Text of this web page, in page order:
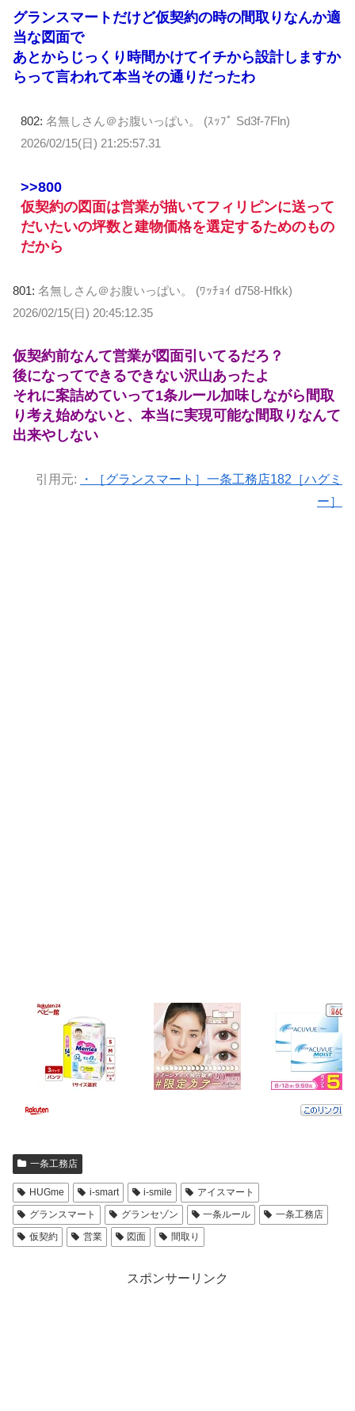
グランスマートだけど仮契約の時の間取りなんか適
当な図面で
あとからじっくり時間かけてイチから設計しますか
らって言われて本当その通りだったわ
802: 名無しさん＠お腹いっぱい。 (ｽｯﾌﾟ Sd3f-7Fln)
2026/02/15(日) 21:25:57.31
>>800
仮契約の図面は営業が描いてフィリピンに送って
だいたいの坪数と建物価格を選定するためのもの
だから
801: 名無しさん＠お腹いっぱい。 (ﾜｯﾁｮｲ d758-Hfkk)
2026/02/15(日) 20:45:12.35
仮契約前なんて営業が図面引いてるだろ？
後になってできるできない沢山あったよ
それに案詰めていって1条ルール加味しながら間取
り考え始めないと、本当に実現可能な間取りなんて
出来やしない
引用元:
・［グランスマート］一条工務店182［ハグミ
ー］
一条工務店
HUGme i-smart i-smile
アイスマート
グランスマート
グランセゾン 一条ルール
一条工務店
仮契約
営業 図面 間取り
スポンサーリンク